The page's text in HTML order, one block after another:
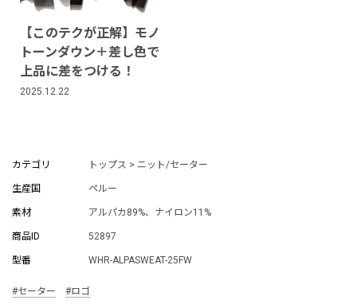
【このテクが正解】モノ
トーンダウン＋差し色で
上品に差をつける！
2025.12.22
カテゴリ トップス > ニット/セーター
生産国 ペルー
素材 アルパカ89%、ナイロン11%
商品ID 52897
型番 WHR-ALPASWEAT-25FW
#セーター #ロゴ